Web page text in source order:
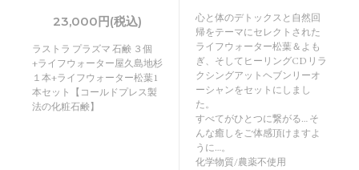
23,000円(税込)
ラストラ プラズマ 石鹸 ３個
+ライフウォーター屋久島地杉
１本+ライフウォーター松葉1
本セット【コールドプレス製
法の化粧石鹸】
心と体のデトックスと自然回
帰をテーマにセレクトされた
ライフウォーター松葉＆よも
ぎ、そしてヒーリングCD リラ
クシングアットヘブンリーオ
ーシャンをセットにしまし
た。
すべてがひとつに繋がる… そ
んな癒しをご体感頂けますよ
うに…。
化学物質/農薬不使用